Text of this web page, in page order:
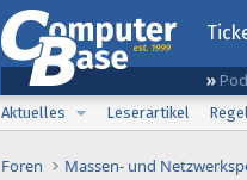
Aktuelles
Leserartikel
Foren Massen- und